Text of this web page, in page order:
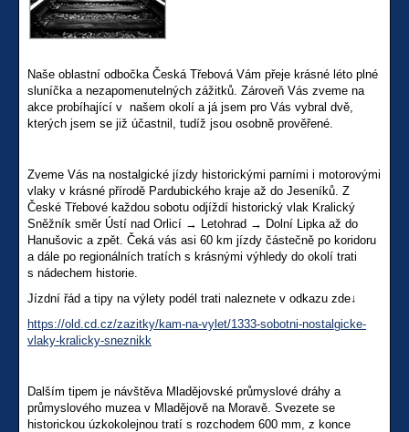
Naše oblastní odbočka Česká Třebová Vám přeje krásné léto plné
sluníčka a nezapomenutelných zážitků. Zároveň Vás zveme na
akce probíhající v našem okolí a já jsem pro Vás vybral dvě,
kterých jsem se již účastnil, tudíž jsou osobně prověřené.
Zveme Vás na nostalgické jízdy historickými parními i motorovými
vlaky v krásné přírodě Pardubického kraje až do Jeseníků. Z
České Třebové každou sobotu odjíždí historický vlak Kralický
Sněžník směr Ústí nad Orlicí → Letohrad → Dolní Lipka až do
Hanušovic a zpět. Čeká vás asi 60 km jízdy částečně po koridoru
a dále po regionálních tratích s krásnými výhledy do okolí trati
s nádechem historie.
Jízdní řád a tipy na výlety podél trati naleznete v odkazu zde↓
https://old.cd.cz/zazitky/kam-na-vylet/1333-sobotni-nostalgicke-
vlaky-kralicky-sneznikk
Dalším tipem je návštěva Mladějovské průmyslové dráhy a
průmyslového muzea v Mladějově na Moravě. Svezete se
historickou úzkokolejnou tratí s rozchodem 600 mm, z konce